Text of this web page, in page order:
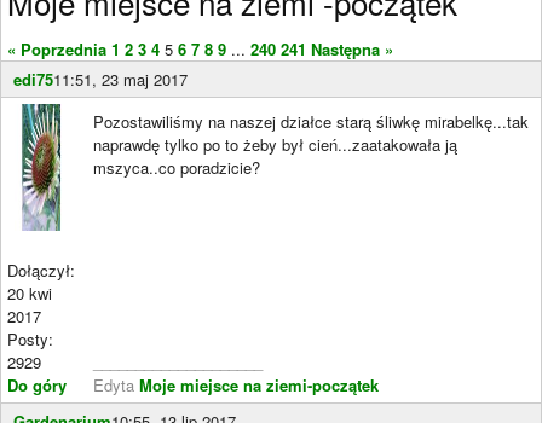
« Poprzednia 1 2 3 4 5 6 7 8 9 ... 240 241 Następna »
edi7511:51, 23 maj 2017
Dołączył:
20 kwi
2017
Posty:
2929
Do góry
Pozostawiliśmy na naszej działce starą śliwkę mirabelkę...tak
naprawdę tylko po to żeby był cień...zaatakowała ją
mszyca..co poradzicie?
Edyta Moje miejsce na ziemi-początek